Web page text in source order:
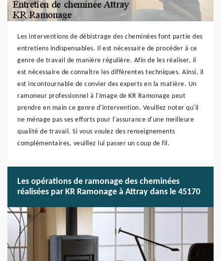
Les interventions de débistrage des cheminées font partie des
entretiens indispensables. Il est nécessaire de procéder à ce
genre de travail de manière régulière. Afin de les réaliser, il
est nécessaire de connaître les différentes techniques. Ainsi, il
est incontournable de convier des experts en la matière. Un
ramoneur professionnel à l'image de KR Ramonage peut
prendre en main ce genre d'intervention. Veuillez noter qu'il
ne ménage pas ses efforts pour l'assurance d'une meilleure
qualité de travail. Si vous voulez des renseignements
complémentaires, veuillez lui passer un coup de fil.
Les opérations de ramonage des cheminées
réalisées par KR Ramonage à Attray dans le 45170